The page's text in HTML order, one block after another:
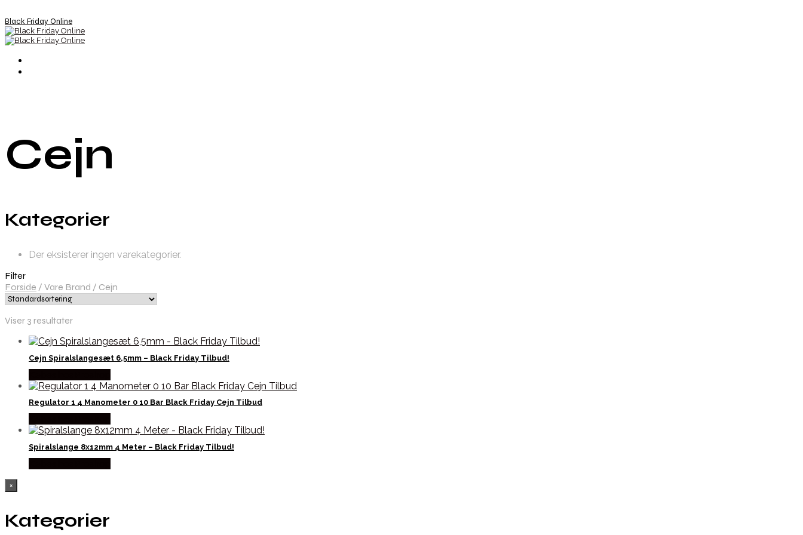
Black Friday Online
Cejn
Kategorier
Der eksisterer ingen varekategorier.
Filter
Forside / Vare Brand / Cejn
Viser 3 resultater
Cejn Spiralslangesæt 6,5mm – Black Friday Tilbud!
Regulator 1 4 Manometer 0 10 Bar Black Friday Cejn Tilbud
Spiralslange 8x12mm 4 Meter – Black Friday Tilbud!
×
Kategorier